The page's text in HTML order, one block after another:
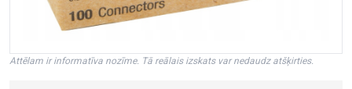
Attēlam ir informatīva nozīme. Tā reālais izskats var nedaudz atšķirties.